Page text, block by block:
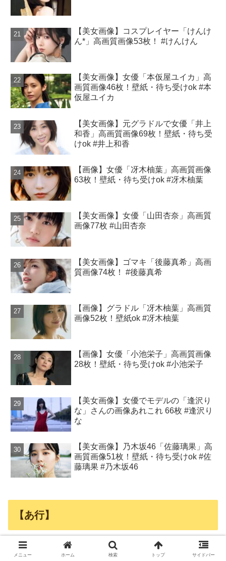
【美女画像】コスプレイヤー「けんけ
ん*」高画質画像53枚！ #けんけん
【美女画像】女優「本仮屋ユイカ」高
画質画像46枚！壁紙・待ち受けok #本
仮屋ユイカ
【美女画像】元グラドルで女優「井上
和香」高画質画像69枚！壁紙・待ち受
けok #井上和香
【画像】女優「冴木柚葉」高画質画像
63枚！壁紙・待ち受けok #冴木柚葉
【美女画像】女優「山田杏奈」高画質
画像77枚 #山田杏奈
【美女画像】ゴマキ「後藤真希」高画
質画像74枚！ #後藤真希
【画像】グラドル「冴木柚葉」高画質
画像52枚！壁紙ok #冴木柚葉
【画像】女優「小池栄子」高画質画像
28枚！壁紙・待ち受けok #小池栄子
【美女画像】女優でモデルの「逢沢り
な」さんの画像あれこれ 66枚 #逢沢り
な
【美女画像】乃木坂46「佐藤璃果」高
画質画像51枚！壁紙・待ち受けok #佐
藤璃果 #乃木坂46
【あ行】
ALLY ano あいみょん あかせあかり えなこ インリン
メニュー ホーム 検索 トップ サイドバー